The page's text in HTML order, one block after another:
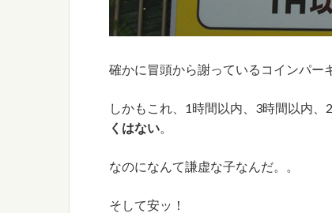
確かに冒頭から謝っているコインパー
しかもこれ、1時間以内、3時間以内
くはない。
なのになんて謙虚な子なんだ。。
そして安ッ！